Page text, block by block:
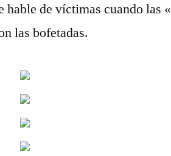
hable de víctimas cuando las
las bofetadas.